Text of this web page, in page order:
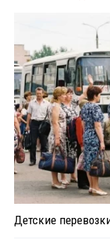
Детские